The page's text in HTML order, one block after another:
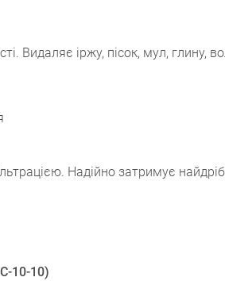
Видаляє іржу, пісок, мул, глину,
Надійно затримує
10-10)